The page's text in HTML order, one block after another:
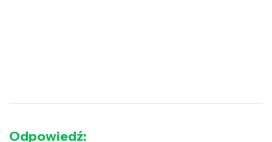
Odpowiedź: